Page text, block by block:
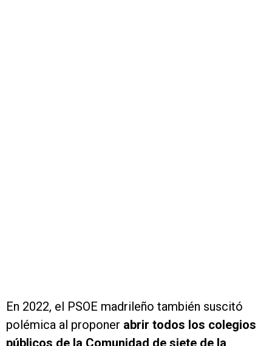
En 2022, el PSOE madrileño también suscitó
polémica al proponer abrir todos los colegios
públicos de la Comunidad de siete de la